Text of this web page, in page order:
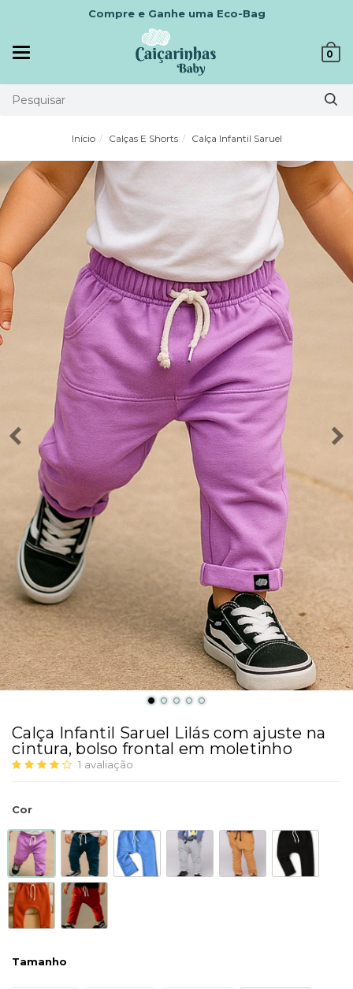
Compre e Ganhe uma Eco-Bag
0
Início Calças E Shorts Calça Infantil Saruel
Calça Infantil Saruel Lilás com ajuste na
cintura, bolso frontal em moletinho
1 avaliação
Cor
Tamanho